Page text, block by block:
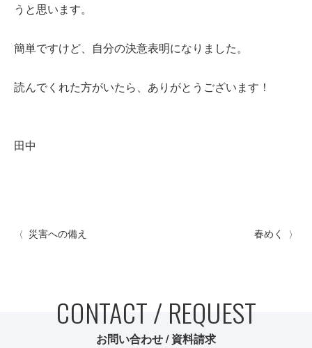
うと思います。
簡単ですけど、自分の決意表明になりました。
読んでくれた方がいたら、ありがとうございます！
田中
災害への備え 春めく
CONTACT / REQUEST
お問い合わせ / 資料請求